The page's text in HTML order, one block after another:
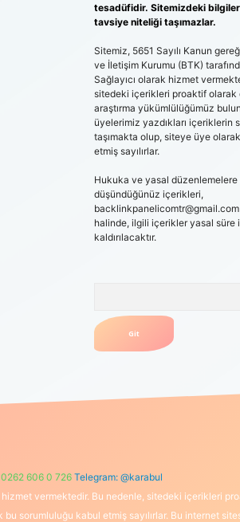
tesadüfidir. Sitemizdeki
tavsiye niteliği taşımazlar.
Sitemiz, 5651 Sayılı Kanun
ve İletişim Kurumu (BTK)
Sağlayıcı olarak hizmet
sitedeki içerikleri proaktif olarak
araştırma yükümlülüğümüz
üyelerimiz yazdıkları içeriklerin
taşımakta olup, siteye üye
etmiş sayılırlar.
Hukuka ve yasal düzenlemelere
düşündüğünüz içerikleri,
backlinkpanelicomtr@gmail.com
halinde, ilgili içerikler yasal süre
kaldırılacaktır.
606 0 726 Telegram: @karabul
hizmet vermektedir. Bu nedenle, sitedeki içerikleri
sorumluluğu kabul etmiş sayılırlar. Bu internet